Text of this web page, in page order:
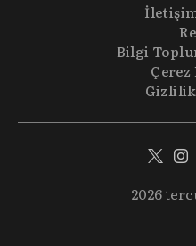
Bilgi
Çerez
2026